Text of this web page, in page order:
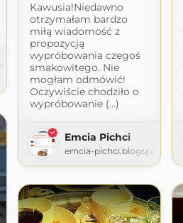
Kawusia!Niedawno
otrzymałam bardzo
miłą wiadomość z
propozycją
wypróbowania czegoś
smakowitego. Nie
mogłam odmówić!
Oczywiście chodziło o
wypróbowanie (...)
Emcia Pichci
emcia-pichci.blogspot.com